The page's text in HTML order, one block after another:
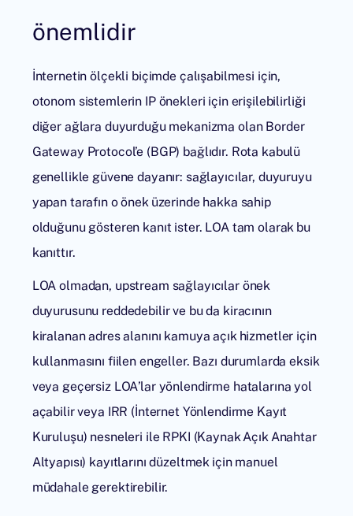
önemlidir
İnternetin ölçekli biçimde çalışabilmesi için,
otonom sistemlerin IP önekleri için erişilebilirliği
diğer ağlara duyurduğu mekanizma olan Border
Gateway Protocol’e (BGP) bağlıdır. Rota kabulü
genellikle güvene dayanır: sağlayıcılar, duyuruyu
yapan tarafın o önek üzerinde hakka sahip
olduğunu gösteren kanıt ister. LOA tam olarak bu
kanıttır.
LOA olmadan, upstream sağlayıcılar önek
duyurusunu reddedebilir ve bu da kiracının
kiralanan adres alanını kamuya açık hizmetler için
kullanmasını fiilen engeller. Bazı durumlarda eksik
veya geçersiz LOA’lar yönlendirme hatalarına yol
açabilir veya IRR (İnternet Yönlendirme Kayıt
Kuruluşu) nesneleri ile RPKI (Kaynak Açık Anahtar
Altyapısı) kayıtlarını düzeltmek için manuel
müdahale gerektirebilir.